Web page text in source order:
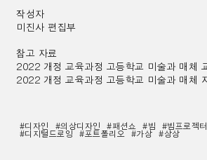
작성자
미진사 편집부
참고 자료
2022 개정 교육과정 고등학교 미술과 매체
2022 개정 교육과정 고등학교 미술과 매체
#디자인 #의상디자인 #패션쇼 #빔 #빔프로젝터
#디지털드로잉
#포트폴리오 #가상 #상상